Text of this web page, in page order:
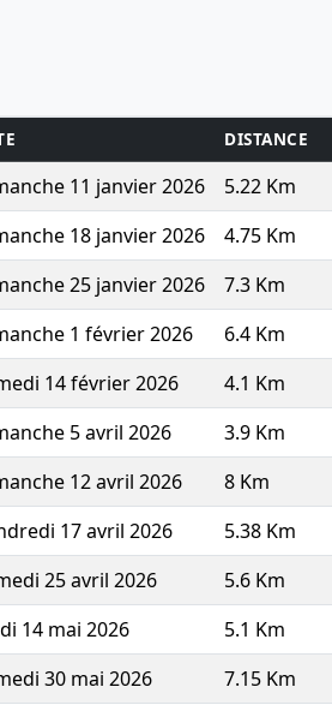
DISTANCE
11 janvier 2026 5.22 Km
18 janvier 2026 4.75 Km
25 janvier 2026 7.3 Km
1 février 2026 6.4 Km
14 février 2026 4.1 Km
5 avril 2026 3.9 Km
12 avril 2026 8 Km
17 avril 2026 5.38 Km
25 avril 2026 5.6 Km
14 mai 2026 5.1 Km
30 mai 2026 7.15 Km